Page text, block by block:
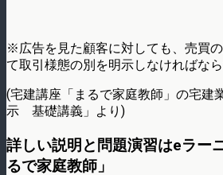
※広告を見た顧客に対しても、売買
て取引様態の別を明示しなければなら
(宅建講座「まるで家庭教師」の宅建
示 基礎講義」より)
詳しい説明と問題演習はeラー
るで家庭教師」